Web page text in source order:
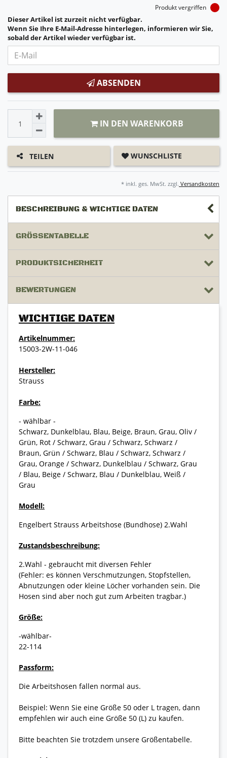
Produkt vergriffen
Dieser Artikel ist zurzeit nicht verfügbar.
Wenn Sie Ihre E-Mail-Adresse hinterlegen, informieren wir Sie,
sobald der Artikel wieder verfügbar ist.
ABSENDEN
IN DEN WARENKORB
TEILEN WUNSCHLISTE
* inkl. ges. MwSt. zzgl. Versandkosten
BESCHREIBUNG & WICHTIGE DATEN
GRÖSSENTABELLE
PRODUKTSICHERHEIT
BEWERTUNGEN
WICHTIGE DATEN
Artikelnummer:
15003-2W-11-046
Hersteller:
Strauss
Farbe:
- wählbar -
Schwarz, Dunkelblau, Blau, Beige, Braun, Grau, Oliv /
Grün, Rot / Schwarz, Grau / Schwarz, Schwarz /
Braun, Grün / Schwarz, Blau / Schwarz, Schwarz /
Grau, Orange / Schwarz, Dunkelblau / Schwarz, Grau
/ Blau, Beige / Schwarz, Blau / Dunkelblau, Weiß /
Grau
Modell:
Engelbert Strauss Arbeitshose (Bundhose) 2.Wahl
Zustandsbeschreibung:
2.Wahl - gebraucht mit diversen Fehler
(Fehler: es können Verschmutzungen, Stopfstellen,
Abnutzungen oder kleine Löcher vorhanden sein. Die
Hosen sind aber noch gut zum Arbeiten tragbar.)
Größe:
-wählbar-
22-114
Passform:
Die Arbeitshosen fallen normal aus.
Beispiel: Wenn Sie eine Größe 50 oder L tragen, dann
empfehlen wir auch eine Größe 50 (L) zu kaufen.
Bitte beachten Sie trotzdem unsere Größentabelle.